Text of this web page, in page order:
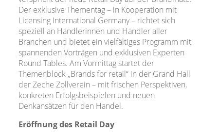
Der exklusive Thementag – in Kooperation mit
Licensing International Germany – richtet sich
speziell an Händlerinnen und Händler aller
Branchen und bietet ein vielfältiges Programm mit
spannenden Vorträgen und exklusiven Experten
Round Tables. Am Vormittag startet der
Themenblock „Brands for retail“ in der Grand Hall
der Zeche Zollverein – mit frischen Perspektiven,
konkreten Erfolgsbeispielen und neuen
Denkansätzen für den Handel.
Eröffnung des Retail Day